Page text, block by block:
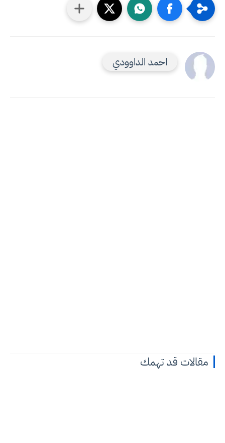
احمد الداوودي
مقالات قد تهمك